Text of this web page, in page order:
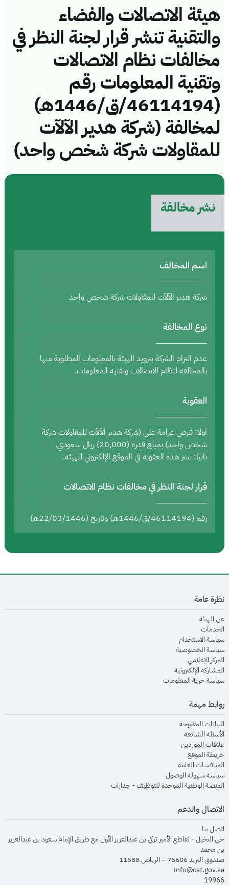
هيئة الاتصالات والفضاء
والتقنية تنشر قرار لجنة النظر في
مخالفات نظام الاتصالات
وتقنية المعلومات رقم
(46114194/ق/1446هـ)
لمخالفة (شركة هدير الآلآت
للمقاولات شركة شخص واحد)
نشر مخالفة
اسم المخالف
شركة هدير الآلآت للمقاولات شركة شخص واحد
نوع المخالفة
عدم التزام الشركة بتزويد الهيئة بالمعلومات المطلوبة منها
بالمخالفة لنظام الاتصالات وتقنية المعلومات.
العقوبة
أولا: فرض غرامة على (شركة هدير الآلآت للمقاولات شركة
شخص واحد) بمبلغ قدره (20,000) ريال سعودي.
ثانيا: نشر هذه العقوبة في الموقع الإلكتروني للهيئة.
قرار لجنة النظر في مخالفات نظام الاتصالات
رقم (46114194/ق/1446هـ) وتاريخ (22/03/1446هـ)
نظرة عامة
عن الهيئةopens in new window
الخدماتopens in new window
سياسة الاستخدام
سياسة الخصوصيةopens in new window
المركز الإعلاميopens in new window
المشاركة الإلكترونيةopens in new window
سياسة حرية المعلوماتopens in new window
روابط مهمة
البيانات المفتوحةopens in new window
الأسئلة الشائعةopens in new window
علاقات الموردينopens in new window
خريطة الموقعopens in new window
المنافسات العامةopens in new window
سياسة سهولة الوصولopens in new window
المنصة الوطنية الموحدة للتوظيف - جداراتopens in new window
الاتصال والدعم
اتصل بنا
حي النخيل - تقاطع الأمير تركي بن عبدالعزيز الأول مع طريق الإمام سعود بن عبدالعزيز
بن محمد
صندوق البريد 75606 – الرياض 11588
info@cst.gov.sa
19966